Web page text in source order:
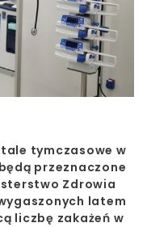
tymczasowe w
przeznaczone
Zdrowia
latem
liczbę zakażeń w